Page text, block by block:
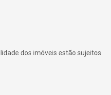
dos imóveis estão sujeitos